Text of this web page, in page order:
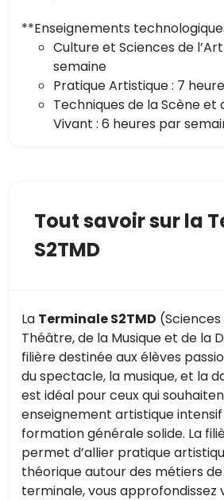
**Enseignements
Culture et Sciences de
semaine
Pratique Artistique : 7
Techniques de la Scène et
Vivant : 6 heures par
Tout savoir sur la
S2TMD
La Terminale S2TMD
Théâtre, de la Musique et de la
filière destinée aux élèves
du spectacle, la musique, et la
est idéal pour ceux qui
enseignement artistique
formation générale solide. La
permet d’allier pratique
théorique autour des métiers
terminale, vous